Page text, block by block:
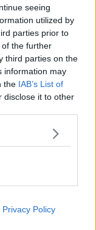
seeing
utilized by
parties prior to
the further
third parties on the
information may
the IAB’s List of
disclose it to other
Privacy Policy
iscriviti alla
gratis tutti i giorni
complessità
l’impegno dei